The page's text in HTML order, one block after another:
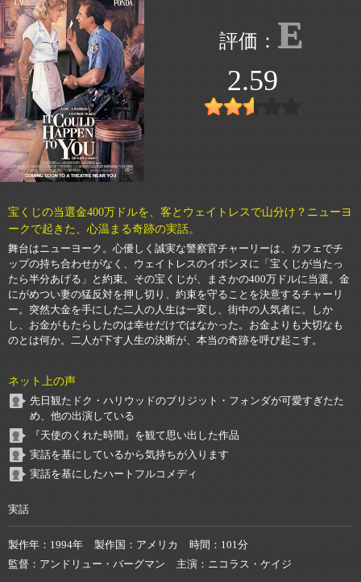
E
2.59
宝くじの当選金400万ドルを、客とウェイトレスで山分け？ニューヨ
ークで起きた、心温まる奇跡の実話。
舞台はニューヨーク。心優しく誠実な警察官チャーリーは、カフェでチ
ップの持ち合わせがなく、ウェイトレスのイボンヌに「宝くじが当たっ
たら半分あげる」と約束。その宝くじが、まさかの400万ドルに当選。金
にがめつい妻の猛反対を押し切り、約束を守ることを決意するチャーリ
ー。突然大金を手にした二人の人生は一変し、街中の人気者に。しか
し、お金がもたらしたのは幸せだけではなかった。お金よりも大切なも
のとは何か。二人が下す人生の決断が、本当の奇跡を呼び起こす。
ネット上の声
先日観たドク・ハリウッドのブリジット・フォンダが可愛すぎたた
め、他の出演している
『天使のくれた時間』を観て思い出した作品
実話を基にしているから気持ちが入ります
実話を基にしたハートフルコメディ
実話
製作年 1994年 製作国 アメリカ 時間
101分
監督
アンドリュー・バーグマン 主演 ニコラス・ケイジ